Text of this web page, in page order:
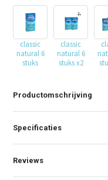
classic
natural 6
stuks
classic
natural 6
stuks x2
Productomschrijving
Specificaties
Reviews